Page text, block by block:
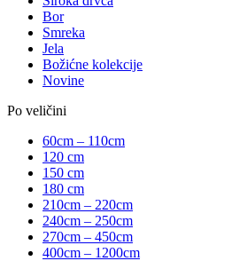
Bor
Smreka
Jela
Božićne kolekcije
Novine
Po veličini
60cm – 110cm
120 cm
150 cm
180 cm
210cm – 220cm
240cm – 250cm
270cm – 450cm
400cm – 1200cm